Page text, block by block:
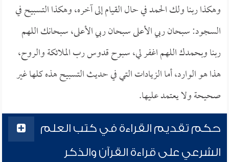
وهكذا ربنا ولك الحمد في حال القيام إلى آخره، وهكذا التسبيح في
السجود: سبحان ربي الأعلى سبحان ربي الأعلى، سبحانك اللهم
ربنا وبحمدك اللهم اغفر لي، سبوح قدوس رب الملائكة والروح،
هذا هو الوارد، أما الزيادات التي في حديث التسبيح هذه كلها غير
صحيحة ولا يعتمد عليها.
حكم تقديم القراءة في كتب العلم
الشرعي على قراءة القرآن والذكر